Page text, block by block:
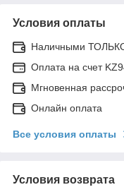
Условия оплаты
Наличными
Оплата на счет
Мгновенная
Онлайн оплата
Все условия оплаты
Условия возврата